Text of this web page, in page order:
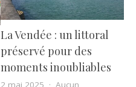
La Vendée : un littoral
préservé pour des
moments inoubliables
2 mai 2025 Aucun